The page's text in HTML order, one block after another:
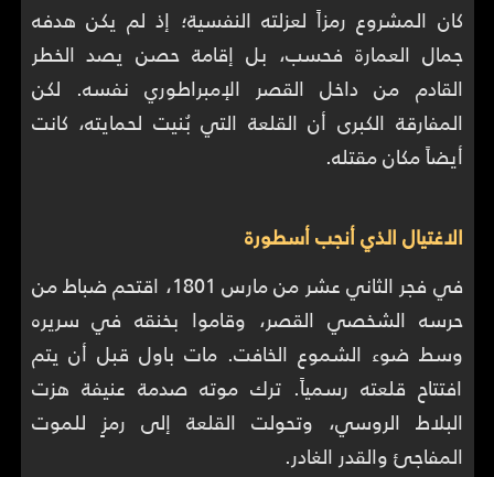
كان المشروع رمزاً لعزلته النفسية؛ إذ لم يكن هدفه
جمال العمارة فحسب، بل إقامة حصن يصد الخطر
القادم من داخل القصر الإمبراطوري نفسه. لكن
المفارقة الكبرى أن القلعة التي بُنيت لحمايته، كانت
أيضاً مكان مقتله.
الاغتيال الذي أنجب أسطورة
في فجر الثاني عشر من مارس 1801، اقتحم ضباط من
حرسه الشخصي القصر، وقاموا بخنقه في سريره
وسط ضوء الشموع الخافت. مات باول قبل أن يتم
افتتاح قلعته رسمياً. ترك موته صدمة عنيفة هزت
البلاط الروسي، وتحولت القلعة إلى رمزٍ للموت
المفاجئ والقدر الغادر.